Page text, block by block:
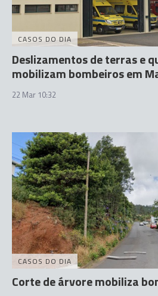
CASOS DO DIA
Deslizamentos de terras e
mobilizam bombeiros em
22 Mar 10:32
CASOS DO DIA
Corte de árvore mobiliza